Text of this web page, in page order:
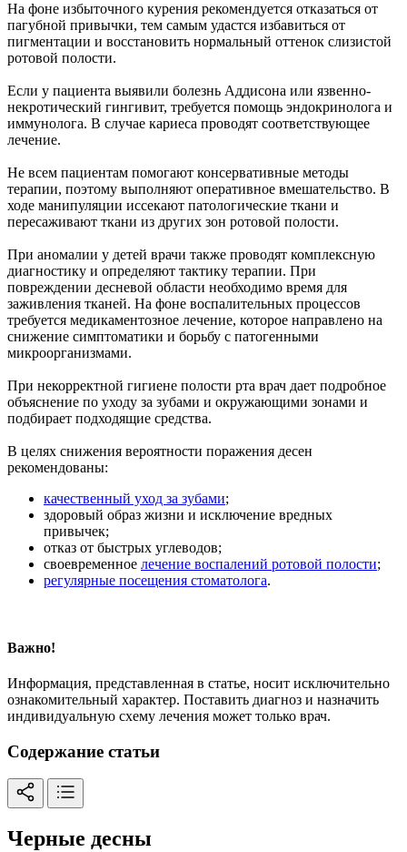
На фоне избыточного курения рекомендуется отказаться от
пагубной привычки, тем самым удастся избавиться от
пигментации и восстановить нормальный оттенок слизистой
ротовой полости.
Если у пациента выявили болезнь Аддисона или язвенно-
некротический гингивит, требуется помощь эндокринолога и
иммунолога. В случае кариеса проводят соответствующее
лечение.
Не всем пациентам помогают консервативные методы
терапии, поэтому выполняют оперативное вмешательство. В
ходе манипуляции иссекают патологические ткани и
пересаживают ткани из других зон ротовой полости.
При аномалии у детей врачи также проводят комплексную
диагностику и определяют тактику терапии. При
повреждении десневой области необходимо время для
заживления тканей. На фоне воспалительных процессов
требуется медикаментозное лечение, которое направлено на
снижение симптоматики и борьбу с патогенными
микроорганизмами.
При некорректной гигиене полости рта врач дает подробное
объяснение по уходу за зубами и окружающими зонами и
подбирает подходящие средства.
В целях снижения вероятности поражения десен
рекомендованы:
качественный уход за зубами;
здоровый образ жизни и исключение вредных
привычек;
отказ от быстрых углеводов;
своевременное лечение воспалений ротовой полости;
регулярные посещения стоматолога.
Важно!
Информация, представленная в статье, носит исключительно
ознакомительный характер. Поставить диагноз и назначить
индивидуальную схему лечения может только врач.
Содержание статьи
Черные десны